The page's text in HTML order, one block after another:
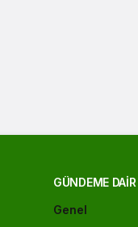
GÜNDEME DAIR
Genel